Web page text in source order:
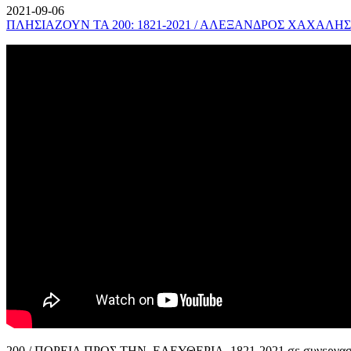
2021-09-06
ΠΛΗΣΙΑΖΟΥΝ ΤΑ 200: 1821-2021 / ΑΛΕΞΑΝΔΡΟΣ ΧΑΧΑΛΗΣ